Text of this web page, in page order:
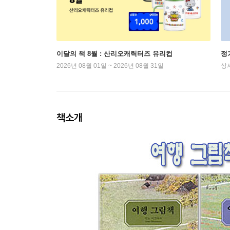
이달의 책 8월 : 산리오캐릭터즈 유리컵
2026년 08월 01일 ~ 2026년 08월 31일
정
상
책소개